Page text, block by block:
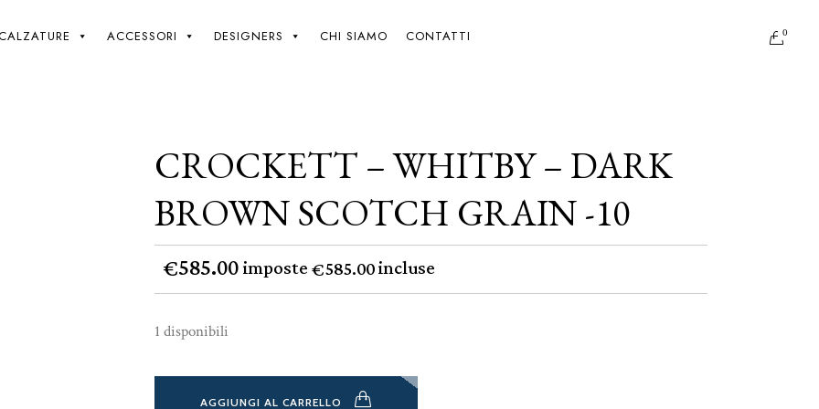
ACCESSORI DESIGNERS CHI SIAMO CONTATTI 0
Giki Crockett – Whitby – Dark Brown Scotch Grain -10
CROCKETT – WHITBY – DARK
BROWN SCOTCH GRAIN -10
€585.00imposte€585.00incluse
1 disponibili
AGGIUNGI AL CARRELLO